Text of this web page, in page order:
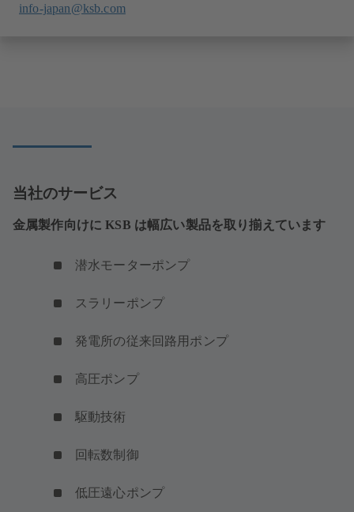
info-japan@ksb.com
当社のサービス
金属製作向けに KSB は幅広い製品を取り揃えています
潜水モーターポンプ
スラリーポンプ
発電所の従来回路用ポンプ
高圧ポンプ
駆動技術
回転数制御
低圧遠心ポンプ